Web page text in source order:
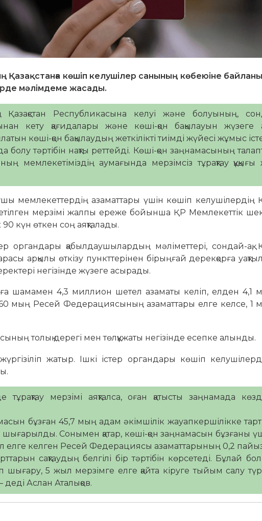
көшіп келушілер санының көбеюіне
мәлімдеме жасады.
Қазақстан Республикасына келуі және болуының,
кету қағидалары және көші-қон бақылауын жүзеге
көші-қон бақылаудың жеткілікті тиімді жүйесі жұмыс
болу тәртібін нақты реттейді. Көші-қон заңнамасының
мемлекетіміздің аумағында мерзімсіз тұрақтау құқығы
мемлекеттердің азаматтары үшін көшіп келушілердің
етілген мерзімі жалпы ереже бойынша ҚР Мемлекеттік
90 күн өткен соң аяқталады.
органдары қабылдаушылардың мәліметтері, сондай-ақ,
арқылы өткізу пункттерінен бірыңғай дерекқорға
негізінде жүзеге асырады.
шамамен 4,3 миллион шетел азаматы келіп, елден 4,1
мың Ресей Федерациясының азаматтары елге келсе, 1
толық дерегі мен төлқұжаты негізінде есепке алынды.
жатыр. Ішкі істер органдары көшіп
мерзімі аяқталса, оған қатысты заңнамада
бұзған 45,7 мың адам әкімшілік жауапкершілікке
Сонымен қатар, көші-қон заңнамасын бұзғаны
елге келген Ресей Федерациясы азаматтарының 0,2
сақтаудың белгілі бір тәртібін көрсетеді. Бұлай
шығару, 5 жыл мерзімге елге қайта кіруге тыйым салу
Аслан Аталықов.